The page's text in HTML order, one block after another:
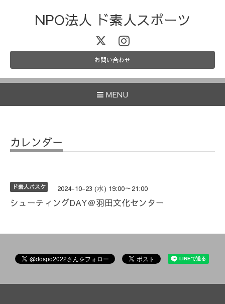
NPO法人 ド素人スポーツ
お問い合わせ
MENU
カレンダー
ド素人バスケ 2024-10-23 (水) 19:00～21:00
シューティングDAY＠羽田文化センター